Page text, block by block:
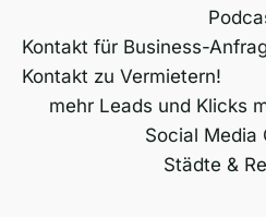
Kontakt für Business-
Kontakt zu Vermietern!
mehr Leads und Klicks
Social Media
Städte &